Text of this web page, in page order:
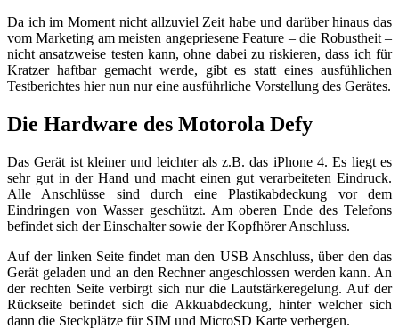
Da ich im Moment nicht allzuviel Zeit habe und darüber hinaus das
vom Marketing am meisten angepriesene Feature – die Robustheit –
nicht ansatzweise testen kann, ohne dabei zu riskieren, dass ich für
Kratzer haftbar gemacht werde, gibt es statt eines ausfühlichen
Testberichtes hier nun nur eine ausführliche Vorstellung des Gerätes.
Die Hardware des Motorola Defy
Das Gerät ist kleiner und leichter als z.B. das iPhone 4. Es liegt es
sehr gut in der Hand und macht einen gut verarbeiteten Eindruck.
Alle Anschlüsse sind durch eine Plastikabdeckung vor dem
Eindringen von Wasser geschützt. Am oberen Ende des Telefons
befindet sich der Einschalter sowie der Kopfhörer Anschluss.
Auf der linken Seite findet man den USB Anschluss, über den das
Gerät geladen und an den Rechner angeschlossen werden kann. An
der rechten Seite verbirgt sich nur die Lautstärkeregelung. Auf der
Rückseite befindet sich die Akkuabdeckung, hinter welcher sich
dann die Steckplätze für SIM und MicroSD Karte verbergen.